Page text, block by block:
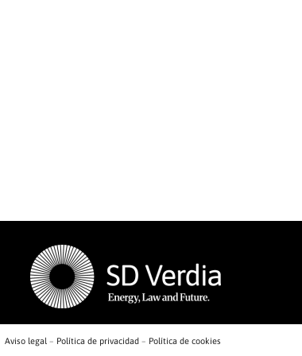
Aviso legal – Política de privacidad – Política de cookies